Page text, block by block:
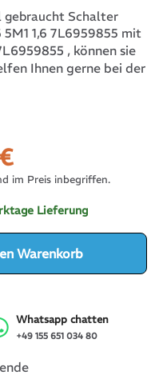
gebraucht Schalter
1,6 7L6959855 mit
, können sie
Ihnen gerne bei der
€
im Preis inbegriffen.
Lieferung
Warenkorb
+49 155 651 034 80
Whatsapp chatten